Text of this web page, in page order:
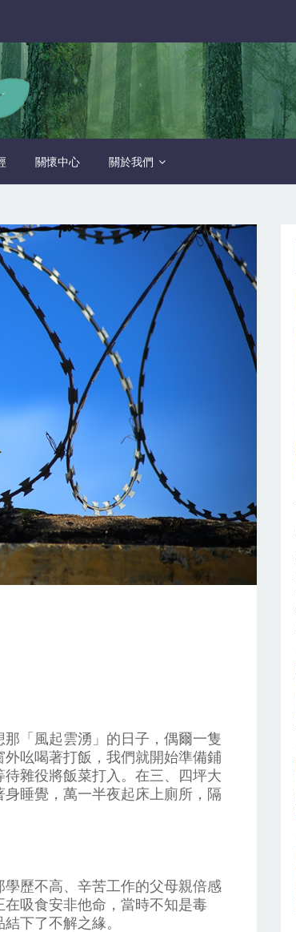
關懷中心 關於我們
「風起雲湧」的日子，偶爾一隻
吆喝著打飯，我們就開始準備鋪
雜役將飯菜打入。在三、四坪大
睡覺，萬一半夜起床上廁所，隔
歷不高、辛苦工作的父母親倍感
吸食安非他命，當時不知是毒
下了不解之緣。